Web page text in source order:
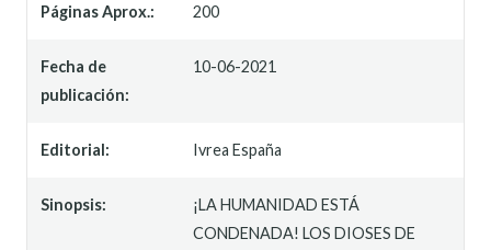
Páginas Aprox.: 200
Fecha de
publicación:
10-06-2021
Editorial: Ivrea España
Sinopsis:
¡LA HUMANIDAD ESTÁ
CONDENADA! LOS DIOSES DE